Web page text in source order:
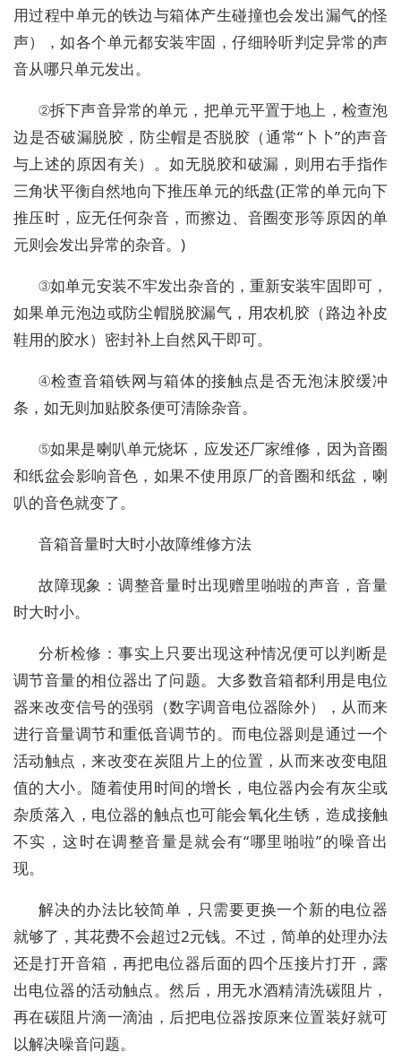
用过程中单元的铁边与箱体产生碰撞也会发出漏气的怪
声），如各个单元都安装牢固，仔细聆听判定异常的声
音从哪只单元发出。
②拆下声音异常的单元，把单元平置于地上，检查泡
边是否破漏脱胶，防尘帽是否脱胶（通常“卜卜”的声音
与上述的原因有关）。如无脱胶和破漏，则用右手指作
三角状平衡自然地向下推压单元的纸盘(正常的单元向下
推压时，应无任何杂音，而擦边、音圈变形等原因的单
元则会发出异常的杂音。)
③如单元安装不牢发出杂音的，重新安装牢固即可，
如果单元泡边或防尘帽脱胶漏气，用农机胶（路边补皮
鞋用的胶水）密封补上自然风干即可。
④检查音箱铁网与箱体的接触点是否无泡沫胶缓冲
条，如无则加贴胶条便可清除杂音。
⑤如果是喇叭单元烧坏，应发还厂家维修，因为音圈
和纸盆会影响音色，如果不使用原厂的音圈和纸盆，喇
叭的音色就变了。
音箱音量时大时小故障维修方法
故障现象：调整音量时出现赠里啪啦的声音，音量
时大时小。
分析检修：事实上只要出现这种情况便可以判断是
调节音量的相位器出了问题。大多数音箱都利用是电位
器来改变信号的强弱（数字调音电位器除外），从而来
进行音量调节和重低音调节的。而电位器则是通过一个
活动触点，来改变在炭阻片上的位置，从而来改变电阻
值的大小。随着使用时间的增长，电位器内会有灰尘或
杂质落入，电位器的触点也可能会氧化生锈，造成接触
不实，这时在调整音量是就会有“哪里啪啦”的噪音出
现。
解决的办法比较简单，只需要更换一个新的电位器
就够了，其花费不会超过2元钱。不过，简单的处理办法
还是打开音箱，再把电位器后面的四个压接片打开，露
出电位器的活动触点。然后，用无水酒精清洗碳阻片，
再在碳阻片滴一滴油，后把电位器按原来位置装好就可
以解决噪音问题。